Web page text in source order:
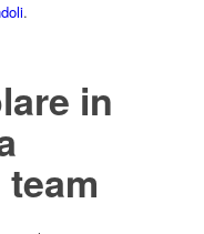
.
in